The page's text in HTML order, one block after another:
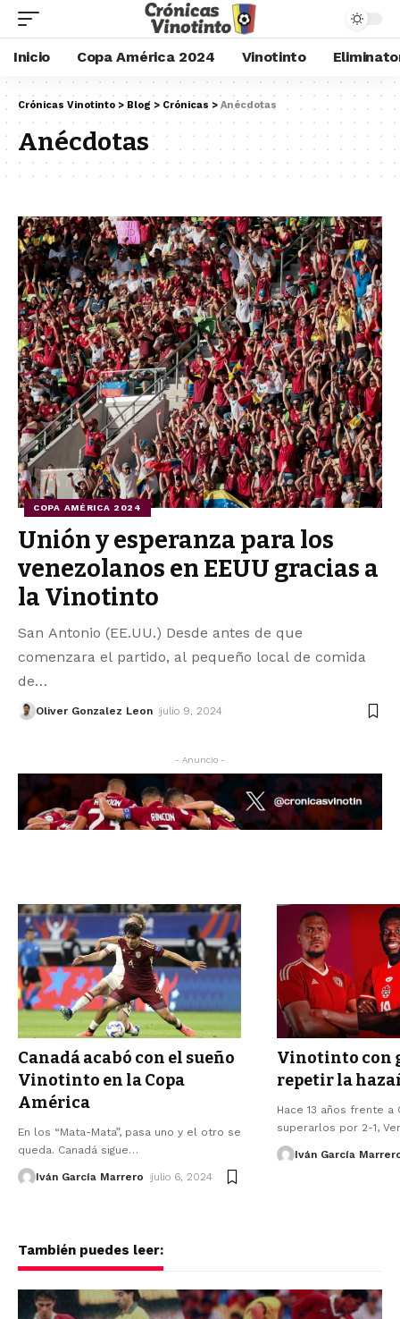
Inicio Copa América 2024 Vinotinto
Crónicas Vinotinto > Blog > Crónicas > Anécdotas
Anécdotas
COPA AMÉRICA 2024
Unión y esperanza para los
venezolanos en EEUU gracias a
la Vinotinto
San Antonio (EE.UU.) Desde antes de que
comenzara el partido, al pequeño local de comida
de…
Oliver Gonzalez Leon julio 9, 2024
- Anuncio -
Canadá acabó con el sueño
Vinotinto en la Copa
América
En los “Mata-Mata”, pasa uno y el otro se
queda. Canadá sigue…
Iván García Marrero julio 6, 2024
Vinotinto con
repetir la
Hace 13 años frente a
superarlos por 2-1,
Iván García
También puedes leer: